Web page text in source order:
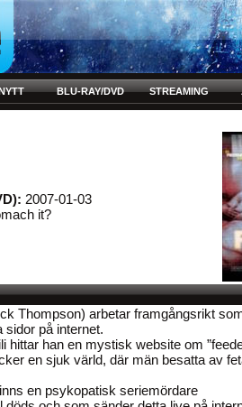
BLU-RAY/DVD STREAMING
2007-01-03
it?
Thompson) arbetar framgångsrikt
sidor på internet.
hittar han en mystisk website om
en sjuk värld, där män besatta av
en psykopatisk seriemördare